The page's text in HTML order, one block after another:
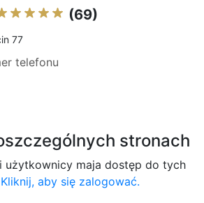
(69)
77
telefonu
stronach
użytkownicy maja dostęp do tych
Kliknij, aby się zalogować.